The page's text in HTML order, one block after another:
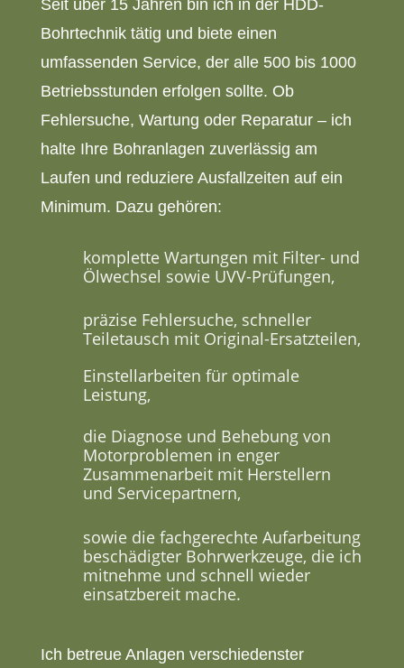
Seit über 15 Jahren bin ich in der HDD-
Bohrtechnik tätig und biete einen
umfassenden Service, der alle 500 bis 1000
Betriebsstunden erfolgen sollte. Ob
Fehlersuche, Wartung oder Reparatur – ich
halte Ihre Bohranlagen zuverlässig am
Laufen und reduziere Ausfallzeiten auf ein
Minimum. Dazu gehören:
komplette Wartungen mit Filter- und
Ölwechsel sowie UVV-Prüfungen,
präzise Fehlersuche, schneller
Teiletausch mit Original-Ersatzteilen,
Einstellarbeiten für optimale
Leistung,
die Diagnose und Behebung von
Motorproblemen in enger
Zusammenarbeit mit Herstellern
und Servicepartnern,
sowie die fachgerechte Aufarbeitung
beschädigter Bohrwerkzeuge, die ich
mitnehme und schnell wieder
einsatzbereit mache.
Ich betreue Anlagen verschiedenster